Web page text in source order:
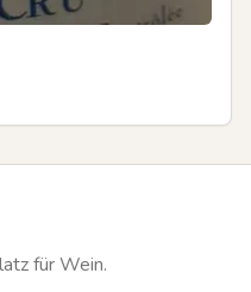
für Wein.